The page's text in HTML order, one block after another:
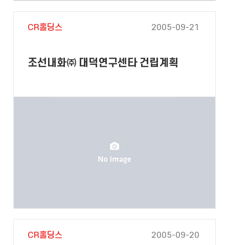
CR홀딩스 2005-09-21
조선내화㈜ 대덕연구센타 건립계획
CR홀딩스 2005-09-20